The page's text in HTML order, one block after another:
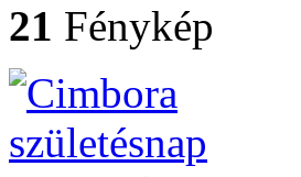
21 Fénykép